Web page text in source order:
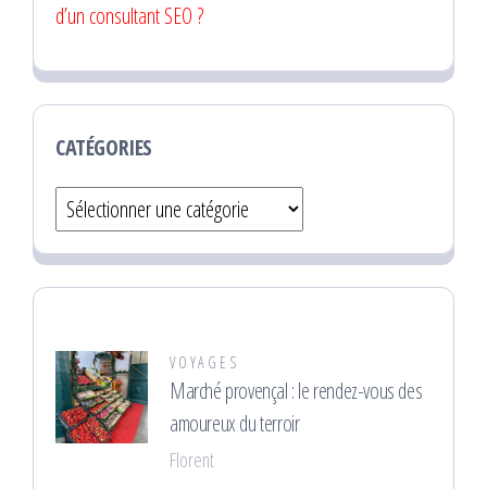
d’un consultant SEO ?
CATÉGORIES
Catégories
VOYAGES
Marché provençal : le rendez-vous des
amoureux du terroir
Florent